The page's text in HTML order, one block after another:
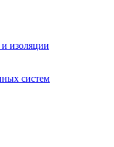
изоляции
систем